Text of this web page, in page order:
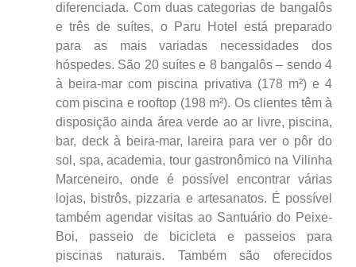
diferenciada. Com duas categorias de bangalôs
e três de suítes, o Paru Hotel está preparado
para as mais variadas necessidades dos
hóspedes. São 20 suítes e 8 bangalôs – sendo 4
à beira-mar com piscina privativa (178 m²) e 4
com piscina e rooftop (198 m²). Os clientes têm à
disposição ainda área verde ao ar livre, piscina,
bar, deck à beira-mar, lareira para ver o pôr do
sol, spa, academia, tour gastronômico na Vilinha
Marceneiro, onde é possível encontrar várias
lojas, bistrôs, pizzaria e artesanatos. É possível
também agendar visitas ao Santuário do Peixe-
Boi, passeio de bicicleta e passeios para
piscinas naturais. Também são oferecidos